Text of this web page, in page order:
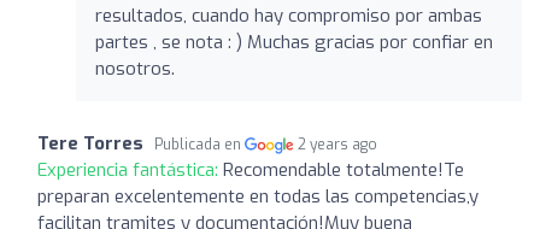
resultados, cuando hay compromiso por ambas
partes , se nota : ) Muchas gracias por confiar en
nosotros.
Tere Torres Publicada en 2 years ago
Experiencia fantástica: Recomendable totalmente!Te
preparan excelentemente en todas las competencias,y
facilitan tramites y documentación!Muy buena